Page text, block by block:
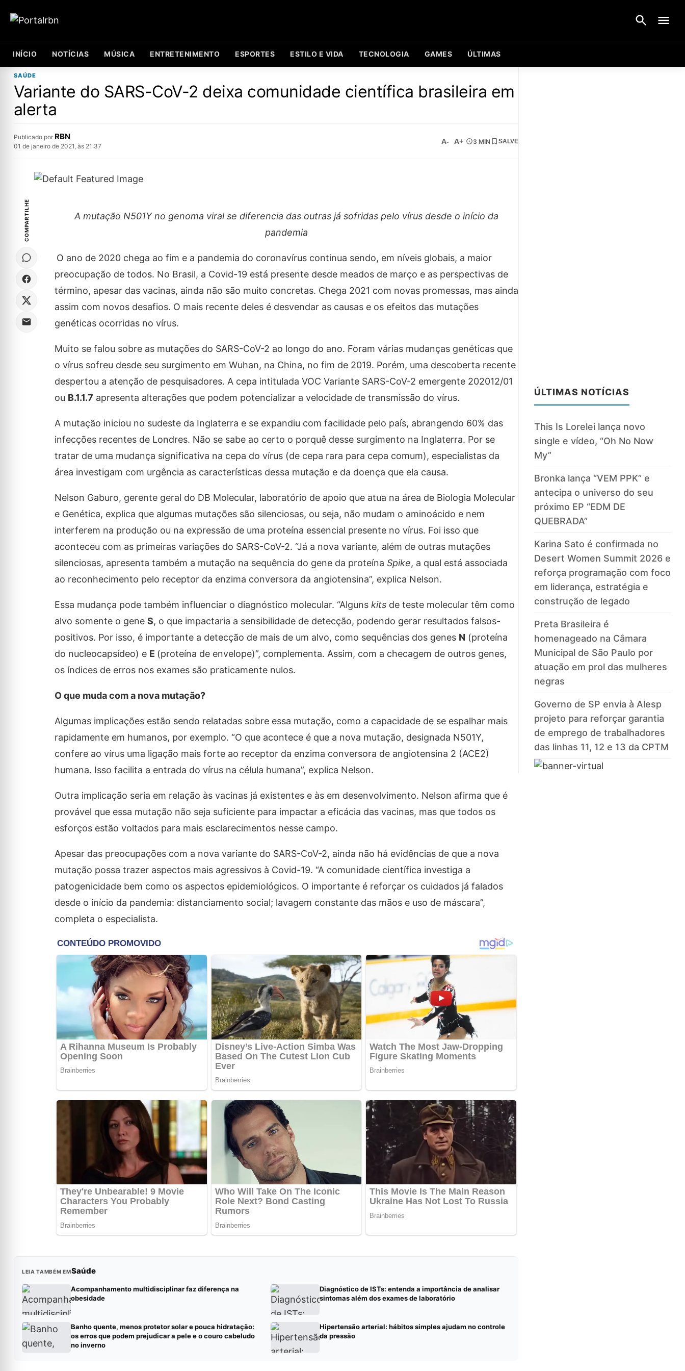
INÍCIO NOTÍCIAS MÚSICA ENTRETENIMENTO ESPORTES ESTILO E VIDA TECNOLOGIA GAMES ÚLTIMAS
SAÚDE
Variante do SARS-CoV-2 deixa comunidade científica brasileira em
alerta
Publicado por RBN
01 de janeiro de 2021, às 21:37
A- A+ 3 MIN SALVE
COMPARTILHE
A mutação N501Y no genoma viral se diferencia das outras já sofridas pelo vírus desde o início da
pandemia
O ano de 2020 chega ao fim e a pandemia do coronavírus continua sendo, em níveis globais, a maior
preocupação de todos. No Brasil, a Covid-19 está presente desde meados de março e as perspectivas de
término, apesar das vacinas, ainda não são muito concretas. Chega 2021 com novas promessas, mas ainda
assim com novos desafios. O mais recente deles é desvendar as causas e os efeitos das mutações
genéticas ocorridas no vírus.
Muito se falou sobre as mutações do SARS-CoV-2 ao longo do ano. Foram várias mudanças genéticas que
o vírus sofreu desde seu surgimento em Wuhan, na China, no fim de 2019. Porém, uma descoberta recente
despertou a atenção de pesquisadores. A cepa intitulada VOC Variante SARS-CoV-2 emergente 202012/01
ou B.1.1.7 apresenta alterações que podem potencializar a velocidade de transmissão do vírus.
A mutação iniciou no sudeste da Inglaterra e se expandiu com facilidade pelo país, abrangendo 60% das
infecções recentes de Londres. Não se sabe ao certo o porquê desse surgimento na Inglaterra. Por se
tratar de uma mudança significativa na cepa do vírus (de cepa rara para cepa comum), especialistas da
área investigam com urgência as características dessa mutação e da doença que ela causa.
Nelson Gaburo, gerente geral do DB Molecular, laboratório de apoio que atua na área de Biologia Molecular
e Genética, explica que algumas mutações são silenciosas, ou seja, não mudam o aminoácido e nem
interferem na produção ou na expressão de uma proteína essencial presente no vírus. Foi isso que
aconteceu com as primeiras variações do SARS-CoV-2. “Já a nova variante, além de outras mutações
silenciosas, apresenta também a mutação na sequência do gene da proteína Spike, a qual está associada
ao reconhecimento pelo receptor da enzima conversora da angiotensina”, explica Nelson.
Essa mudança pode também influenciar o diagnóstico molecular. “Alguns kitsde teste molecular têm como
alvo somente o gene S, o que impactaria a sensibilidade de detecção, podendo gerar resultados falsos-
positivos. Por isso, é importante a detecção de mais de um alvo, como sequências dos genes N (proteína
do nucleocapsídeo) e E (proteína de envelope)”, complementa. Assim, com a checagem de outros genes,
os índices de erros nos exames são praticamente nulos.
O que muda com a nova mutação?
Algumas implicações estão sendo relatadas sobre essa mutação, como a capacidade de se espalhar mais
rapidamente em humanos, por exemplo. “O que acontece é que a nova mutação, designada N501Y,
confere ao vírus uma ligação mais forte ao receptor da enzima conversora de angiotensina 2 (ACE2)
humana. Isso facilita a entrada do vírus na célula humana”, explica Nelson.
Outra implicação seria em relação às vacinas já existentes e às em desenvolvimento. Nelson afirma que é
provável que essa mutação não seja suficiente para impactar a eficácia das vacinas, mas que todos os
esforços estão voltados para mais esclarecimentos nesse campo.
Apesar das preocupações com a nova variante do SARS-CoV-2, ainda não há evidências de que a nova
mutação possa trazer aspectos mais agressivos à Covid-19. “A comunidade científica investiga a
patogenicidade bem como os aspectos epidemiológicos. O importante é reforçar os cuidados já falados
desde o início da pandemia: distanciamento social; lavagem constante das mãos e uso de máscara”,
completa o especialista.
LEIA TAMBÉM EMSaúde
Acompanhamento multidisciplinar faz diferença na
obesidade
Diagnóstico de ISTs: entenda a importância de analisar
sintomas além dos exames de laboratório
Banho quente, menos protetor solar e pouca hidratação:
os erros que podem prejudicar a pele e o couro cabeludo
no inverno
Hipertensão arterial: hábitos simples ajudam no controle
da pressão
ÚLTIMAS NOTÍCIAS
This Is Lorelei lança novo
single e vídeo, “Oh No Now
My”
Bronka lança “VEM PPK” e
antecipa o universo do seu
próximo EP “EDM DE
QUEBRADA”
Karina Sato é confirmada no
Desert Women Summit 2026 e
reforça programação com foco
em liderança, estratégia e
construção de legado
Preta Brasileira é
homenageado na Câmara
Municipal de São Paulo por
atuação em prol das mulheres
negras
Governo de SP envia à Alesp
projeto para reforçar garantia
de emprego de trabalhadores
das linhas 11, 12 e 13 da CPTM